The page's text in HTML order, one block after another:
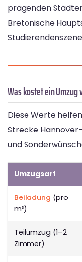
prägenden
Bretonische
Was kostet ein Umzug
Diese Werte
Strecke
und
Umzugsart
Beiladung (pro
m³)
Teilumzug (1–2
Zimmer)